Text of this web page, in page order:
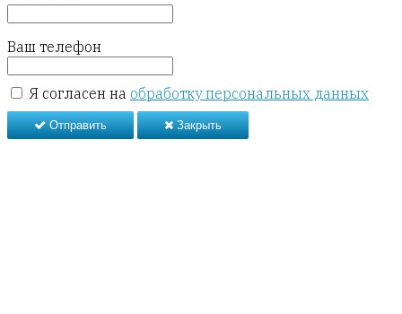
Ваш телефон
Я согласен на обработку персональных данных
Отправить Закрыть